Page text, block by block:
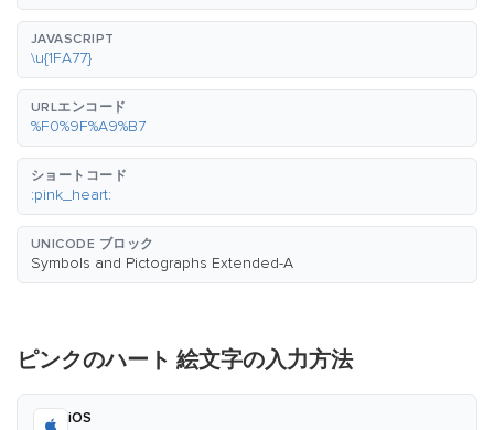
JAVASCRIPT
\u{1FA77}
URLエンコード
%F0%9F%A9%B7
ショートコード
:pink_heart:
UNICODE ブロック
Symbols and Pictographs Extended-A
ピンクのハート 絵文字の入力方法
iOS